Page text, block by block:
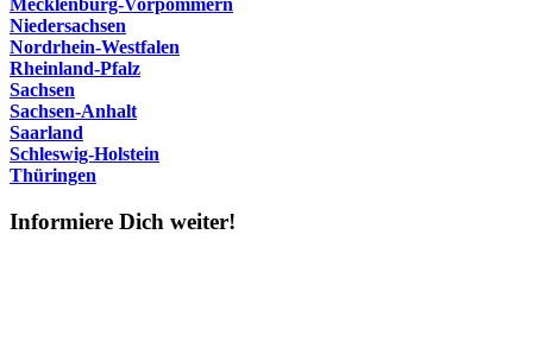
Mecklenburg-Vorpommern
Niedersachsen
Nordrhein-Westfalen
Rheinland-Pfalz
Sachsen
Sachsen-Anhalt
Saarland
Schleswig-Holstein
Thüringen
Informiere Dich weiter!